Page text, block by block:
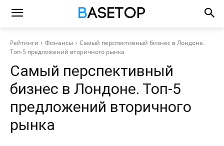
Рейтинги Финансы
Самый перспективный бизнес в Лондоне.
Топ-5 предложений вторичного рынка
Самый перспективный
бизнес в Лондоне. Топ-5
предложений вторичного
рынка